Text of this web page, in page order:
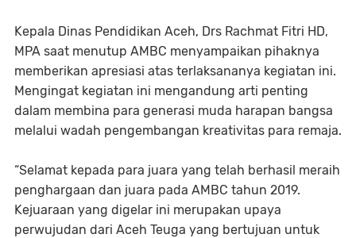
Kepala Dinas Pendidikan Aceh, Drs Rachmat Fitri HD,
MPA saat menutup AMBC menyampaikan pihaknya
memberikan apresiasi atas terlaksananya kegiatan ini.
Mengingat kegiatan ini mengandung arti penting
dalam membina para generasi muda harapan bangsa
melalui wadah pengembangan kreativitas para remaja.
“Selamat kepada para juara yang telah berhasil meraih
penghargaan dan juara pada AMBC tahun 2019.
Kejuaraan yang digelar ini merupakan upaya
perwujudan dari Aceh Teuga yang bertujuan untuk